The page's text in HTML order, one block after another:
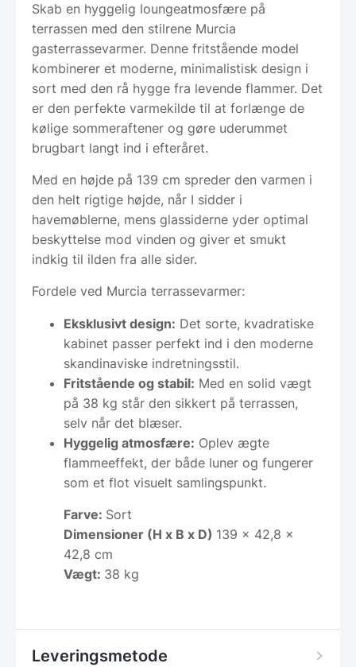
Skab en hyggelig loungeatmosfære på
terrassen med den stilrene Murcia
gasterrassevarmer. Denne fritstående model
kombinerer et moderne, minimalistisk design i
sort med den rå hygge fra levende flammer. Det
er den perfekte varmekilde til at forlænge de
kølige sommeraftener og gøre uderummet
brugbart langt ind i efteråret.
Med en højde på 139 cm spreder den varmen i
den helt rigtige højde, når I sidder i
havemøblerne, mens glassiderne yder optimal
beskyttelse mod vinden og giver et smukt
indkig til ilden fra alle sider.
Fordele ved Murcia terrassevarmer:
Eksklusivt design: Det sorte, kvadratiske
kabinet passer perfekt ind i den moderne
skandinaviske indretningsstil.
Fritstående og stabil: Med en solid vægt
på 38 kg står den sikkert på terrassen,
selv når det blæser.
Hyggelig atmosfære: Oplev ægte
flammeeffekt, der både luner og fungerer
som et flot visuelt samlingspunkt.
Farve: Sort
Dimensioner (H x B x D) 139 x 42,8 x
42,8 cm
Vægt: 38 kg
Leveringsmetode